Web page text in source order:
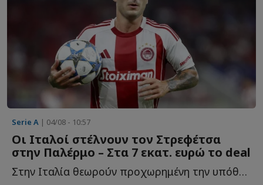
Serie A | 04/08 - 10:57
Οι Ιταλοί στέλνουν τον Στρεφέτσα
στην Παλέρμο – Στα 7 εκατ. ευρώ το deal
Στην Ιταλία θεωρούν προχωρημένη την υπόθεση της μετακίνησης τ...